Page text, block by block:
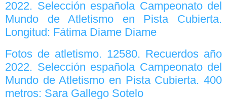
2022. Selección española Campeonato del
Mundo de Atletismo en Pista Cubierta.
Longitud: Fátima Diame Diame
Fotos de atletismo. 12580. Recuerdos año
2022. Selección española Campeonato del
Mundo de Atletismo en Pista Cubierta. 400
metros: Sara Gallego Sotelo